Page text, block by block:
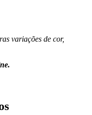
variações de cor,